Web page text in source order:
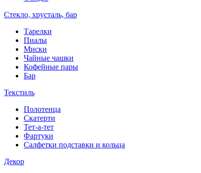
Стекло, хрусталь, бар
Тарелки
Пиалы
Миски
Чайные чашки
Кофейные пары
Бар
Текстиль
Полотенца
Скатерти
Тет-а-тет
Фартуки
Салфетки подставки и кольца
Декор